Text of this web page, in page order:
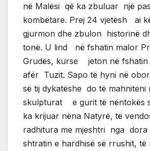
në Malësi që ka zbuluar një
kombëtare. Prej 24 vjetësh ai
gjurmon dhe zbulon historinë
tonë. U lind në fshatin malor
Grudës, kurse jeton në fshatin
afër Tuzit. Sapo të hyni në
së tij dykatëshe do të mahniteni
skulpturat e gurit të nëntokës
ka krijuar nëna Natyrë, të
radhitura me mjeshtri nga
shtratin e hardhisë së rrushit, të